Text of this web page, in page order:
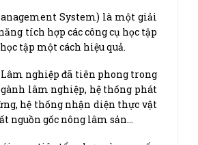
System) là một giải
tích hợp các công cụ học tập
tập một cách hiệu quả.
Lâm nghiệp đã tiên phong trong
lâm nghiệp, hệ thống phát
hệ thống nhận diện thực vật
nguồn gốc nông lâm sản…